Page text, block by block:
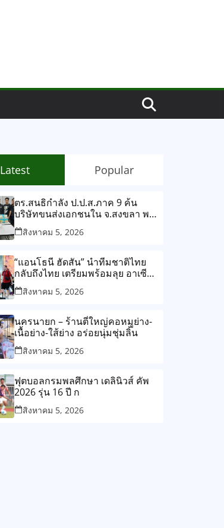
Latest Popular
ตร.สนธิกำลัง ป.ป.ส.ภาค 9 ค้น
บริษัทขนส่งเอกชนใน จ.สงขลา พบ
ยาบ้าซุกซ่อนกระป๋องเงาะแปรรูป
ยึดของกลางกว่า 268,000 เม็ด
สิงหาคม 5, 2026
“แอนโธนี ฮัดสัน” นำทีมชาติไทย
กลับถึงไทย เตรียมพร้อมลุย อาเซียน
คัพ 2026 นัดเจอ เมียนมา
สิงหาคม 5, 2026
นครนายก – ร้านตี๋ใหญ่คอหมูย่าง-
เนื้อย่าง-ใส้ย่าง อร่อยนุ่มชุ่มลิ้น
สิงหาคม 5, 2026
ฟุตบอลกรมพลศึกษา เดลินิวส์ คัพ
2026 รุ่น 16 ปี ก
สิงหาคม 5, 2026